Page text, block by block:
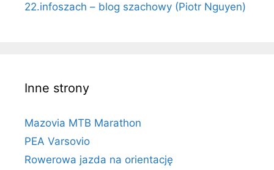
22.infoszach – blog szachowy (Piotr Nguyen)
Inne strony
Mazovia MTB Marathon
PEA Varsovio
Rowerowa jazda na orientację